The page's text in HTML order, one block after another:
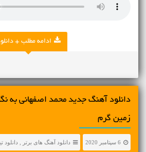
ادامه مطلب +
دانلود آهنگ جدید محمد اصفهانی به
زمین گرم
6 سپتامبر 2020 دانلود آهنگ های برتر دانلود